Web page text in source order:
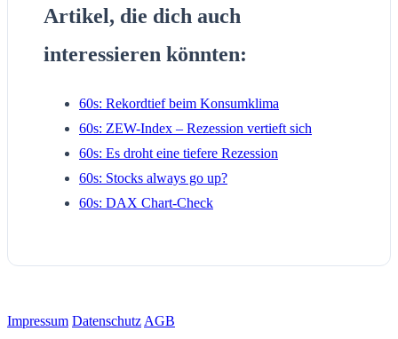
Artikel, die dich auch
interessieren könnten:
60s: Rekordtief beim Konsumklima
60s: ZEW-Index – Rezession vertieft sich
60s: Es droht eine tiefere Rezession
60s: Stocks always go up?
60s: DAX Chart-Check
Impressum Datenschutz AGB